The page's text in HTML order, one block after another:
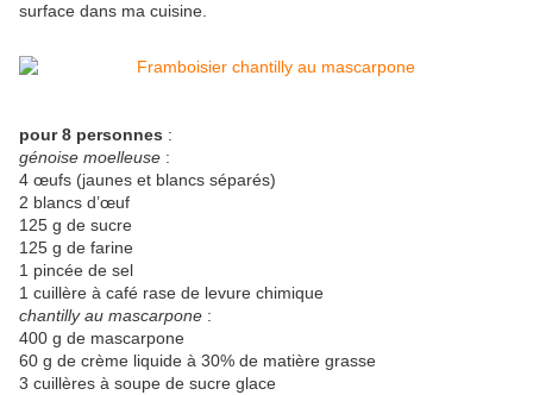
surface dans ma cuisine.
pour 8 personnes :
génoise moelleuse :
4 œufs (jaunes et blancs séparés)
2 blancs d’œuf
125 g de sucre
125 g de farine
1 pincée de sel
1 cuillère à café rase de levure chimique
chantilly au mascarpone :
400 g de mascarpone
60 g de crème liquide à 30% de matière grasse
3 cuillères à soupe de sucre glace